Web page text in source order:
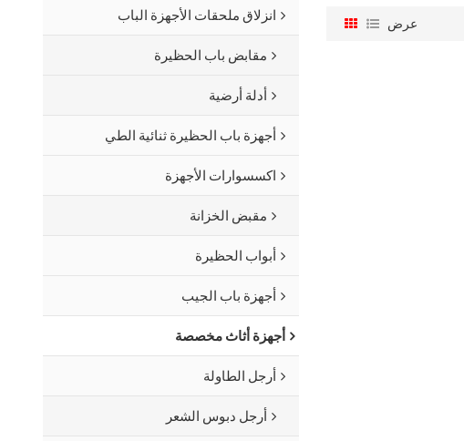
انزلاق ملحقات الأجهزة الباب
مقابض باب الحظيرة
أدلة أرضية
أجهزة باب الحظيرة ثنائية الطي
اكسسوارات الأجهزة
مقبض الخزانة
أبواب الحظيرة
أجهزة باب الجيب
أجهزة أثاث مخصصة
أرجل الطاولة
أرجل دبوس الشعر
عرض